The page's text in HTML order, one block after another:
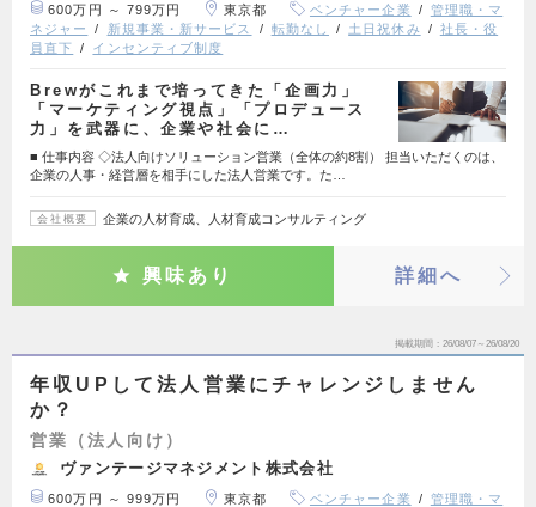
600万円 ～ 799万円 東京都 ベンチャー企業
管理職・マ
ネジャー
新規事業・新サービス 転勤なし 土日祝休み
社長・役
員直下
インセンティブ制度
Brewがこれまで培ってきた「企画力」
「マーケティング視点」「プロデュース
力」を武器に、企業や社会に…
■ 仕事内容 ◇法人向けソリューション営業（全体の約8割） 担当いただくのは、
企業の人事・経営層を相手にした法人営業です。た…
会社概要 企業の人材育成、人材育成コンサルティング
興味あり 詳細へ
掲載期間 26/08/07～26/08/20
年収UPして法人営業にチャレンジしません
か？
営業（法人向け）
ヴァンテージマネジメント株式会社
600万円 ～ 999万円 東京都 ベンチャー企業
管理職・マ